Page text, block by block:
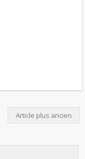
Article plus ancien